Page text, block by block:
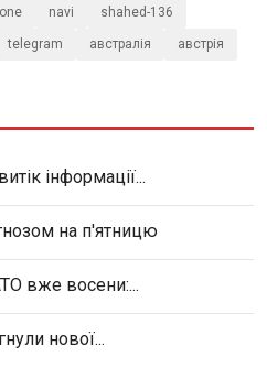
navi shahed-136
telegram австралія австрія
інформації...
на п'ятницю
вже восени:...
нової...